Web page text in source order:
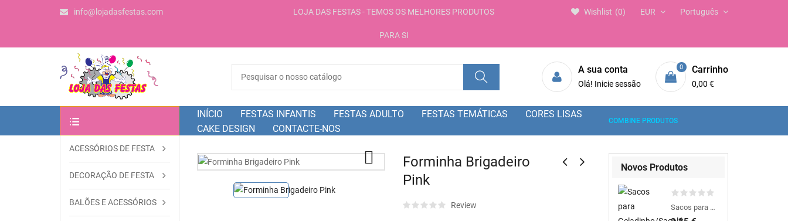
info@lojadasfestas.com LOJA DAS FESTAS - TEMOS OS MELHORES PRODUTOS
PARA SI
Português
EUR
Wishlist 0
A sua conta
Olá! Inicie sessão
0 Carrinho
0,00 €
INÍCIO FESTAS INFANTIS FESTAS ADULTO FESTAS TEMÁTICAS
CORES LISAS
CAKE DESIGN
CONTACTE-NOS
COMBINE PRODUTOS
OUTRAS CATEGORIAS
ACESSÓRIOS DE FESTA
DECORAÇÃO DE FESTA
BALÕES E ACESSÓRIOS

Forminha Brigadeiro
Pink
Review
Novos Produtos
Sacos para Geladinho/Sacolé